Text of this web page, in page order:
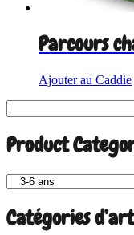
Parcours
Ajouter au Caddie
Product
Catégories